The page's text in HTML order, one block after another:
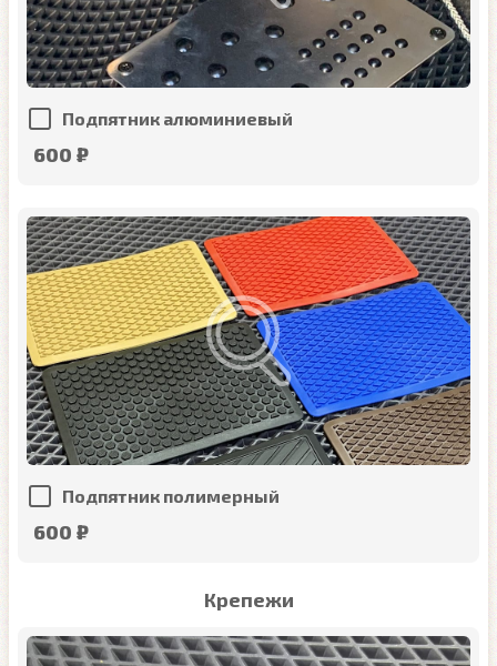
Подпятник алюминиевый
600 ₽
Подпятник полимерный
600 ₽
Крепежи